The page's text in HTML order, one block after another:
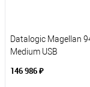
Datalogic Magellan
Medium USB
146 986 ₽